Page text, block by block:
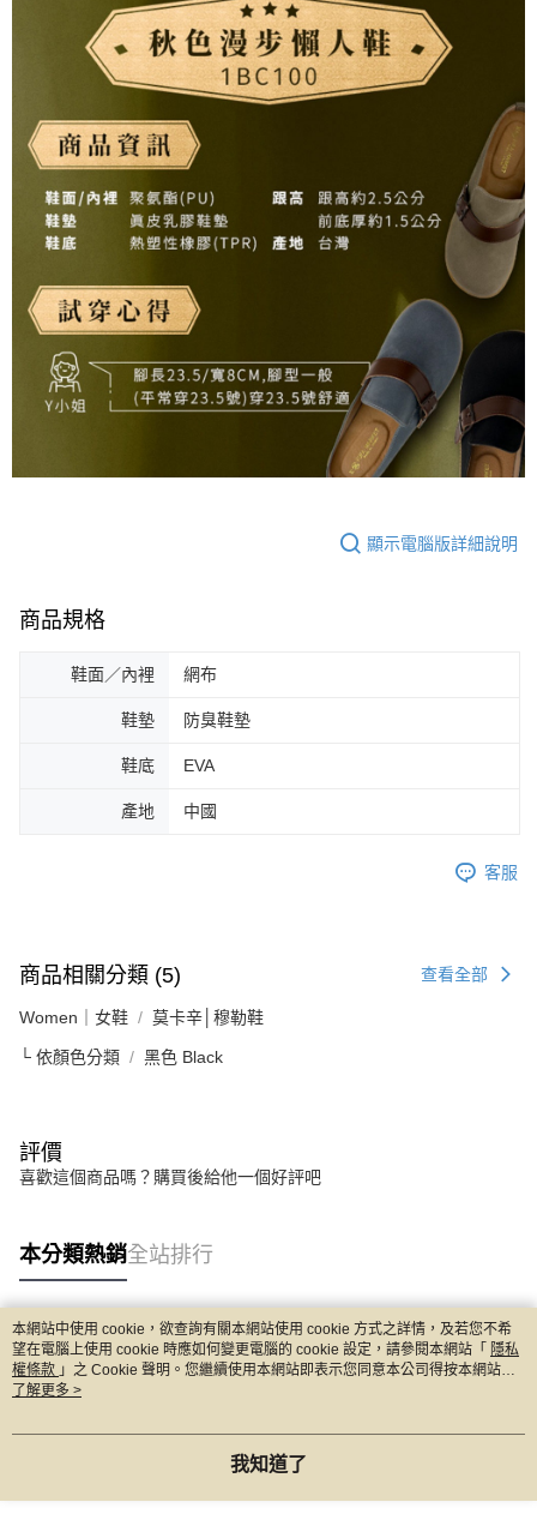
顯示電腦版詳細說明
商品規格
鞋面／內裡 網布
鞋墊 防臭鞋墊
鞋底 EVA
產地 中國
客服
商品相關分類 (5) 查看全部
Women｜女鞋 莫卡辛│穆勒鞋
└ 依顏色分類 黑色 Black
評價
喜歡這個商品嗎？購買後給他一個好評吧
本分類熱銷全站排行
熱門標籤
本網站中使用 cookie，欲查詢有關本網站使用 cookie 方式之詳情，及若您不希
望在電腦上使用 cookie 時應如何變更電腦的 cookie 設定，請參閱本網站「 隱私
權條款 」之 Cookie 聲明。您繼續使用本網站即表示您同意本公司得按本網站使
用條款之 Cookie 聲明使用 cookie。
了解更多 >
我知道了